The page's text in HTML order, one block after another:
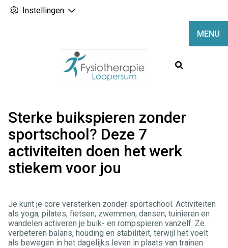
Instellingen
MENU
Sterke buikspieren zonder
sportschool? Deze 7
activiteiten doen het werk
stiekem voor jou
Je kunt je core versterken zonder sportschool. Activiteiten
als yoga, pilates, fietsen, zwemmen, dansen, tuinieren en
wandelen activeren je buik- en rompspieren vanzelf. Ze
verbeteren balans, houding en stabiliteit, terwijl het voelt
als bewegen in het dagelijks leven in plaats van trainen.